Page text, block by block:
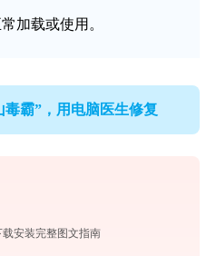
加载或使用。
霸”，用电脑医生修复
安装完整图文指南